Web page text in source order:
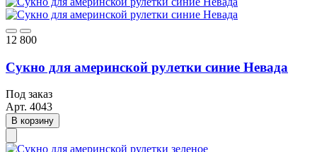
12 800
Сукно для америнской рулетки синие Невада
Под заказ
Арт. 4043
В корзину